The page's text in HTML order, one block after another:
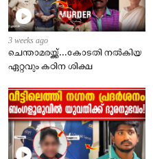
3 weeks ago
ചെന്താമരയ്ക്ക്…കോടതി നൽകിയ
ഏറ്റവും കഠിന ശിക്ഷ